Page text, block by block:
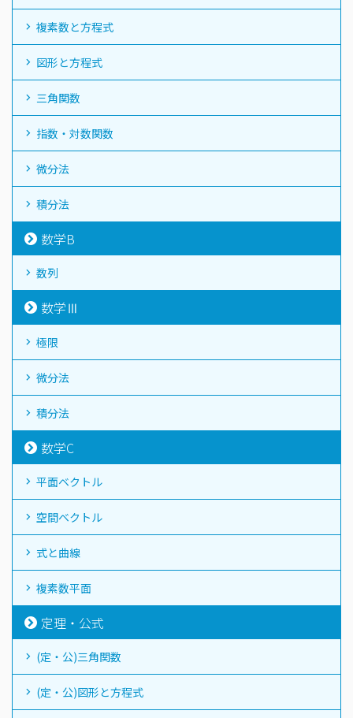
複素数と方程式
図形と方程式
三角関数
指数・対数関数
微分法
積分法
数学B
数列
数学Ⅲ
極限
微分法
積分法
数学C
平面ベクトル
空間ベクトル
式と曲線
複素数平面
定理・公式
(定・公)三角関数
(定・公)図形と方程式